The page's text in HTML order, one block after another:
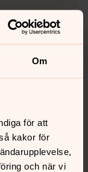
Om
för att
kakor för
och när vi